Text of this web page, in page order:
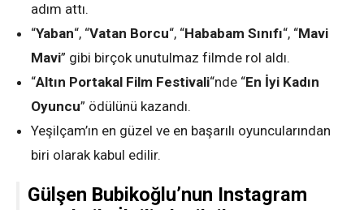
adım attı.
“Yaban“, “Vatan Borcu“, “Hababam Sınıfı“, “Mavi
Mavi” gibi birçok unutulmaz filmde rol aldı.
“Altın Portakal Film Festivali“nde “En İyi Kadın
Oyuncu” ödülünü kazandı.
Yeşilçam’ın en güzel ve en başarılı oyuncularından
biri olarak kabul edilir.
Gülşen Bubikoğlu’nun Instagram